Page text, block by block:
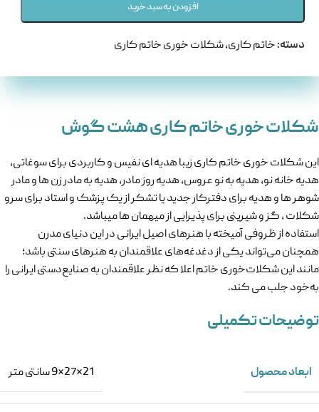
افزودن به سبد خرید
دسته:خاتم کاری,شکلات خوری خاتم کاری
شکلات خوری خاتم کاری هشت گوش
این شکلات خوری خاتم کاری زیبا هدیه‌ ای نفیس و کاربردی برای سوغاتی,
هدیه خانه نو, هدیه به نو عروس, هدیه روز مادر, هدیه به مادر زن ها و مادر
شوهر ها و هدیه برای دفترکار جدید یا تشکر از یک پزشک و استاد برای سرو
شکلات ، گز و شیرینی برای پذیرایی از میهمان ها میباشد.
استفاده از ظروفی آمیخته با هنر‌های اصیل ایرانی در این دنیای مدرن
همچنان می‌تواند یکی از دغدغه‌های علاقمندان به هنرهای سنتی باشد؛
مانند این شکلات‌خوری خاتم اعلا که نظر علاقمندان به صنایع‌دستی ایرانی را
به‌خود جلب می‌ کند.
توضیحات تکمیلی
ابعاد محصول 21*27*9 سانتی متر